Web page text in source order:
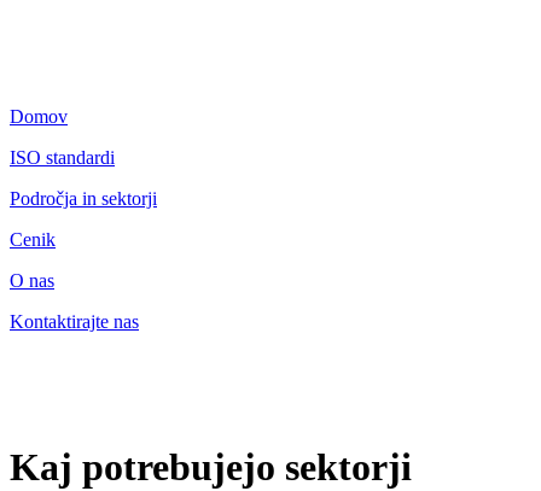
Domov
ISO standardi
Področja in sektorji
Cenik
O nas
Kontaktirajte nas
Kaj potrebujejo sektorji